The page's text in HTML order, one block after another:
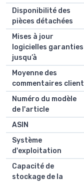
Disponibilité des
pièces détachées
Mises à jour
logicielles garanties
jusqu’à
Moyenne des
commentaires client
Numéro du modèle
de l'article
ASIN
Système
d'exploitation
Capacité de
stockage de la